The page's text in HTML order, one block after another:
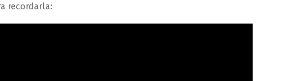
recordarla: